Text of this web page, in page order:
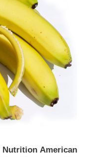
Nutrition American